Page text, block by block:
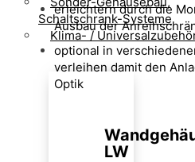
Schaltschrank-Systeme
Klima- /
LW
erleichtern durch die
Ausbau der
optional in
verleihen damit den
Optik